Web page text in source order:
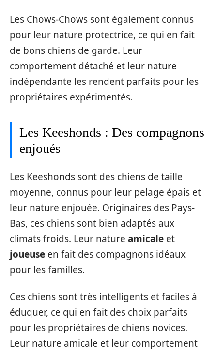
Les Chows-Chows sont également connus
pour leur nature protectrice, ce qui en fait
de bons chiens de garde. Leur
comportement détaché et leur nature
indépendante les rendent parfaits pour les
propriétaires expérimentés.
Les Keeshonds : Des compagnons
enjoués
Les Keeshonds sont des chiens de taille
moyenne, connus pour leur pelage épais et
leur nature enjouée. Originaires des Pays-
Bas, ces chiens sont bien adaptés aux
climats froids. Leur nature amicale et
joueuse en fait des compagnons idéaux
pour les familles.
Ces chiens sont très intelligents et faciles à
éduquer, ce qui en fait des choix parfaits
pour les propriétaires de chiens novices.
Leur nature amicale et leur comportement